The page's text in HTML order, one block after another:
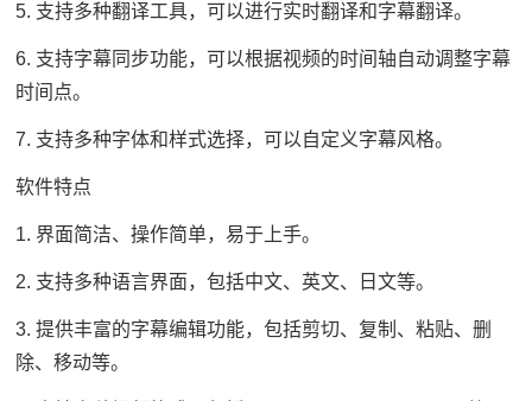
5. 支持多种翻译工具，可以进行实时翻译和字幕翻译。
6. 支持字幕同步功能，可以根据视频的时间轴自动调整字幕
时间点。
7. 支持多种字体和样式选择，可以自定义字幕风格。
软件特点
1. 界面简洁、操作简单，易于上手。
2. 支持多种语言界面，包括中文、英文、日文等。
3. 提供丰富的字幕编辑功能，包括剪切、复制、粘贴、删
除、移动等。